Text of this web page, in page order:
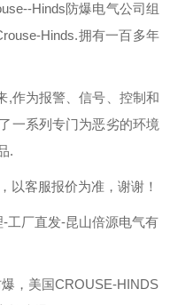
Hinds防爆电气公司组
Hinds.拥有一百多年
,作为报警、信号、控制和
一系列专门为恶劣的环境
.
以客服报价为准，谢谢！
工厂直发-昆山倍源电气有
，美国CROUSE-HINDS